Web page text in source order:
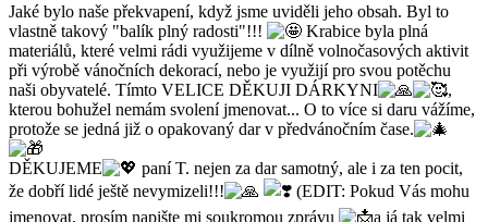
Jaké bylo naše překvapení, když jsme uviděli jeho obsah. Byl to
vlastně takový "balík plný radosti"!!!
Krabice byla plná
materiálů, které velmi rádi využijeme v dílně volnočasových aktivit
při výrobě vánočních dekorací, nebo je využijí pro svou potěchu
naši obyvatelé. Tímto VELICE DĚKUJI DÁRKYNI
,
kterou bohužel nemám svolení jmenovat... O to více si daru vážíme,
protože se jedná již o opakovaný dar v předvánočním čase.
DĚKUJEME
paní T. nejen za dar samotný, ale i za ten pocit,
že dobří lidé ještě nevymizeli!!!
(EDIT: Pokud Vás mohu
jmenovat, prosím napište mi soukromou zprávu
a já tak velmi